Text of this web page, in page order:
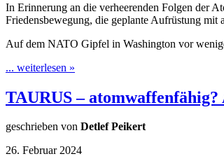
In Erinnerung an die verheerenden Folgen der
Friedensbewegung, die geplante Aufrüstung mit
Auf dem NATO Gipfel in Washington vor
... weiterlesen »
TAURUS –
geschrieben von Detlef Peikert
26. Februar 2024